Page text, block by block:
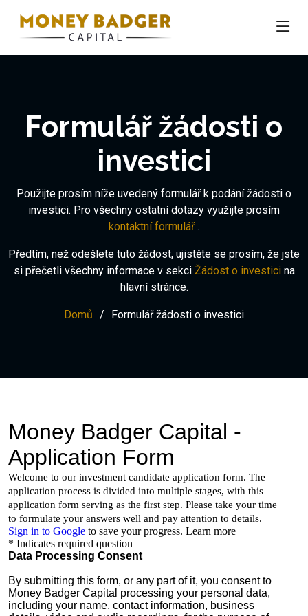
Formulář žádosti o
investici
Použijte prosím níže uvedený formulář k podání žádosti o
investici. Pro všechny ostatní dotazy využijte prosím
kontaktní formulář.
Předtím, než odešlete tuto žádost, ujistěte se prosím, že jste
si přečetli všechny informace v sekci Žádost o investicina
hlavní stránce.
Domů Formulář žádosti o investici